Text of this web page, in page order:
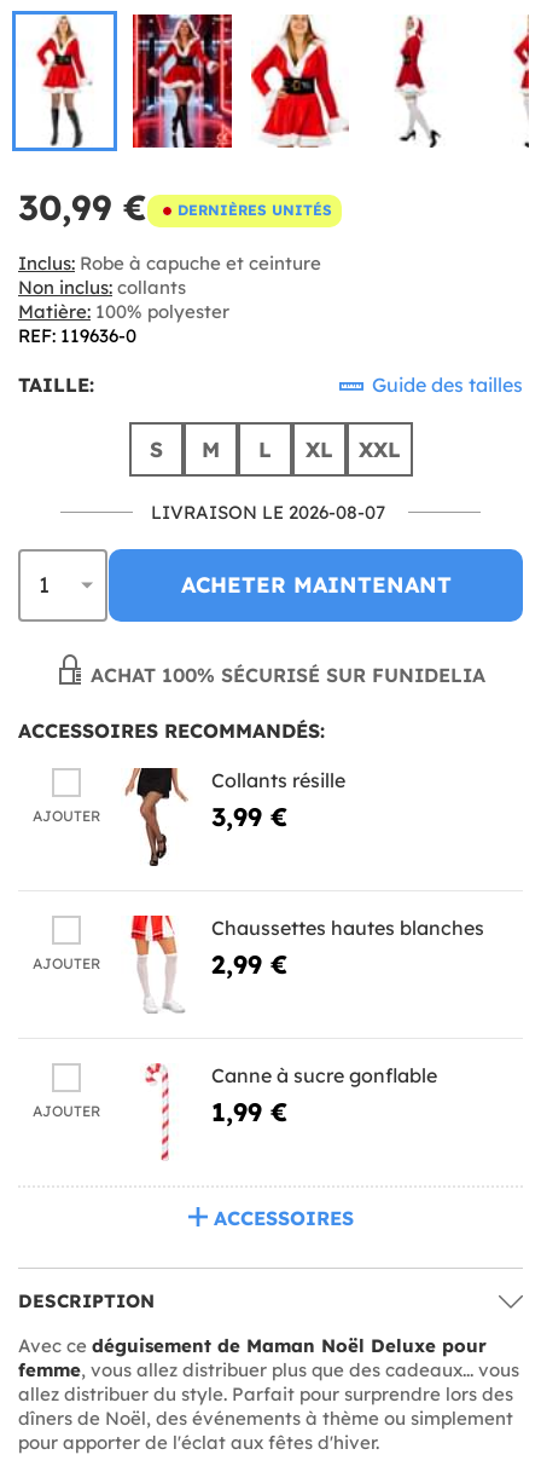
30,99 € DERNIÈRES UNITÉS
Inclus: Robe à capuche et ceinture
Non inclus: collants
Matière: 100% polyester
REF: 119636-0
TAILLE: Guide des tailles
S M L XL XXL
LIVRAISON LE 2026-08-07
ACHETER MAINTENANT
ACHAT 100% SÉCURISÉ SUR FUNIDELIA
ACCESSOIRES RECOMMANDÉS:
AJOUTER
Collants résille
3,99 €
AJOUTER
Chaussettes hautes blanches
2,99 €
AJOUTER
Canne à sucre gonflable
1,99 €
ACCESSOIRES
DESCRIPTION
Avec ce déguisement de Maman Noël Deluxe pour
femme, vous allez distribuer plus que des cadeaux... vous
allez distribuer du style. Parfait pour surprendre lors des
dîners de Noël, des événements à thème ou simplement
pour apporter de l'éclat aux fêtes d'hiver.